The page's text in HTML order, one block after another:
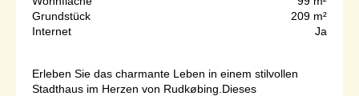
Grundstück
209 m²
Internet
Ja
Erleben Sie das charmante Leben in einem stilvollen
Stadthaus im Herzen von Rudkøbing.Dieses